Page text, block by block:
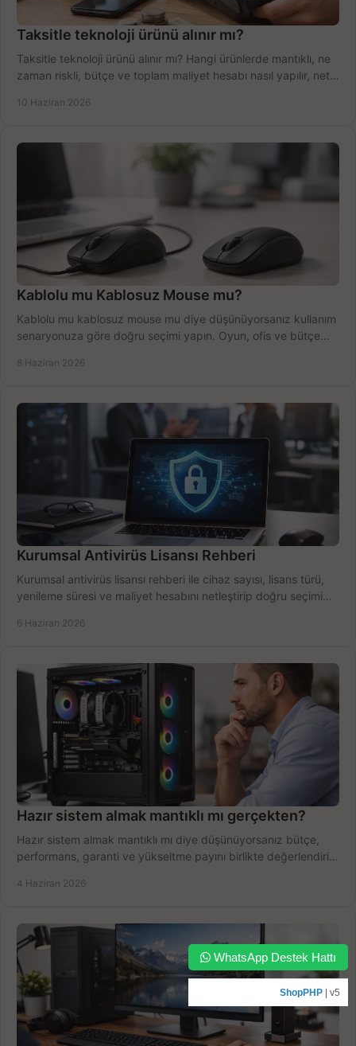
Taksitle teknoloji ürünü alınır mı?
Taksitle teknoloji ürünü alınır mı? Hangi ürünlerde mantıklı, ne
zaman riskli, bütçe ve toplam maliyet hesabı nasıl yapılır, net
10 Haziran 2026
Kablolu mu Kablosuz Mouse mu?
Kablolu mu kablosuz mouse mu diye düşünüyorsanız kullanım
senaryonuza göre doğru seçimi yapın. Oyun, ofis ve bütçe
8 Haziran 2026
Kurumsal Antivirüs Lisansı Rehberi
Kurumsal antivirüs lisansı rehberi ile cihaz sayısı, lisans türü,
yenileme süresi ve maliyet hesabını netleştirip doğru seçimi
6 Haziran 2026
Hazır sistem almak mantıklı mı gerçekten?
Hazır sistem almak mantıklı mı diye düşünüyorsanız bütçe,
performans, garanti ve yükseltme payını birlikte değerlendirin,
4 Haziran 2026
WhatsApp Destek Hattı
ShopPHP | v5